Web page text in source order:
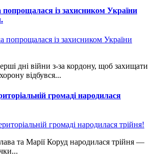
із захисником України
дні війни з-за кордону, щоб захищати
відбувся...
громаді народилася
та Марії Коруд народилася трійня —